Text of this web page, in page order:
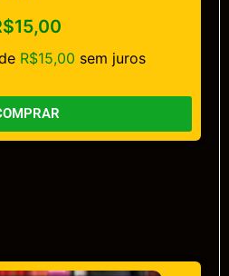
15,00
R$15,00 sem juros